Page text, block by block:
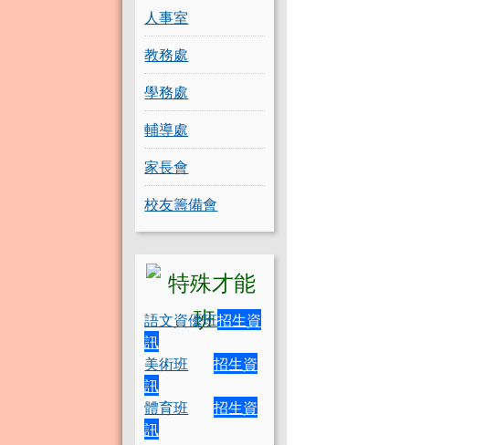
人事室
教務處
學務處
輔導處
家長會
校友籌備會
語文資優班招生資
訊
美術班
招生資
訊
體育班
招生資
訊